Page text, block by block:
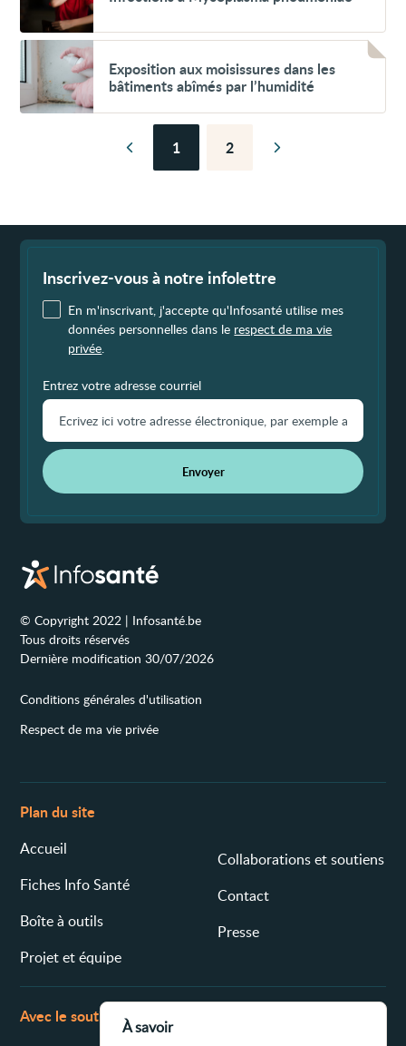
Mycoplasma
pneumoniae
Voir
Exposition
aux
moisissures
dans
Exposition aux moisissures dans les
bâtiments abîmés par l’humidité
Page
précédente
Page
1 Page
2 Page
Inscrivez-vous à notre infolettre
En m'inscrivant, j'accepte qu'Infosanté utilise mes
données personnelles dans le respect de ma vie
privée.
Entrez votre adresse courriel
Envoyer
© Copyright 2022 | Infosanté.be
Tous droits réservés
Dernière modification 30/07/2026
Conditions générales d'utilisation
Respect de ma vie privée
Plan du site
Accueil
Fiches Info Santé
Boîte à outils
Projet et équipe
Collaborations et soutiens
Contact
Presse
Avec le soutien de
À savoir